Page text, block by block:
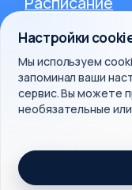
Настройки
Мы используем
запоминал ваши
сервис. Вы можете
необязательные